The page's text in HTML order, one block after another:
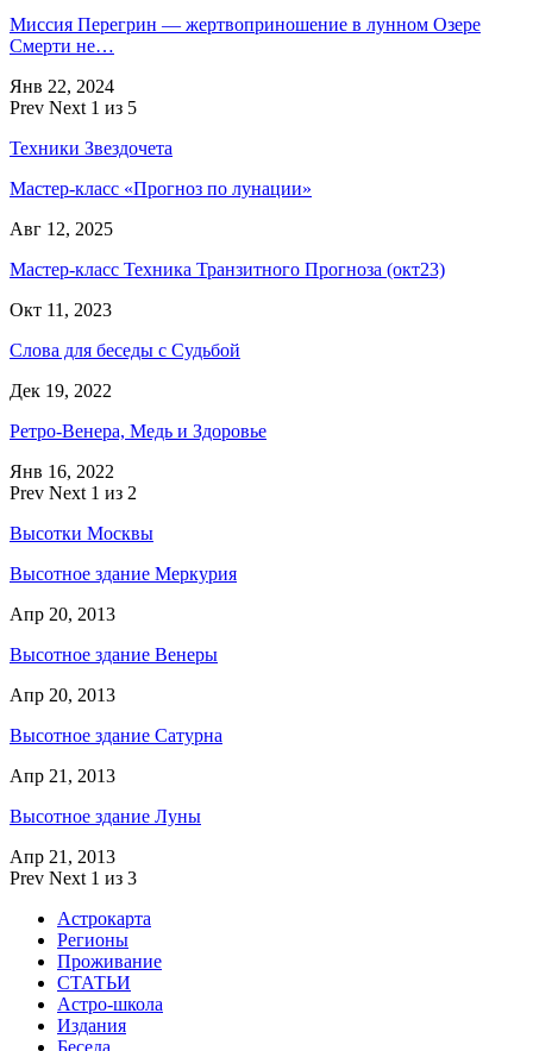
Миссия Перегрин — жертвоприношение в лунном Озере
Смерти не…
Янв 22, 2024
Prev Next 1 из 5
Техники Звездочета
Мастер-класс «Прогноз по лунации»
Авг 12, 2025
Мастер-класс Техника Транзитного Прогноза (окт23)
Окт 11, 2023
Слова для беседы с Судьбой
Дек 19, 2022
Ретро-Венера, Медь и Здоровье
Янв 16, 2022
Prev Next 1 из 2
Высотки Москвы
Высотное здание Меркурия
Апр 20, 2013
Высотное здание Венеры
Апр 20, 2013
Высотное здание Сатурна
Апр 21, 2013
Высотное здание Луны
Апр 21, 2013
Prev Next 1 из 3
Астрокарта
Регионы
Проживание
СТАТЬИ
Астро-школа
Издания
Беседа